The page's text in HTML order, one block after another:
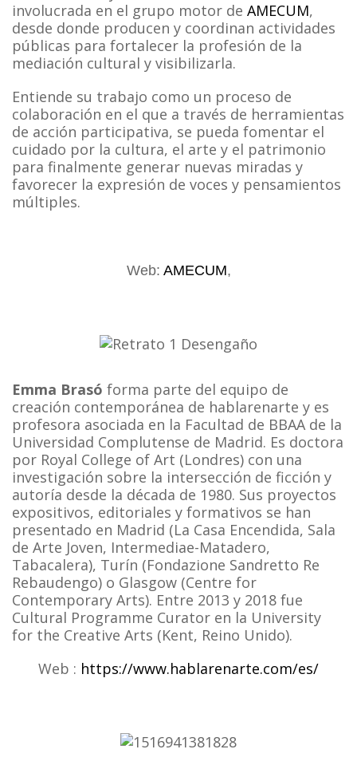
involucrada en el grupo motor de AMECUM,
desde donde producen y coordinan actividades
públicas para fortalecer la profesión de la
mediación cultural y visibilizarla.
Entiende su trabajo como un proceso de
colaboración en el que a través de herramientas
de acción participativa, se pueda fomentar el
cuidado por la cultura, el arte y el patrimonio
para finalmente generar nuevas miradas y
favorecer la expresión de voces y pensamientos
múltiples.
Web: AMECUM,
Emma Brasó forma parte del equipo de
creación contemporánea de hablarenarte y es
profesora asociada en la Facultad de BBAA de la
Universidad Complutense de Madrid. Es doctora
por Royal College of Art (Londres) con una
investigación sobre la intersección de ficción y
autoría desde la década de 1980. Sus proyectos
expositivos, editoriales y formativos se han
presentado en Madrid (La Casa Encendida, Sala
de Arte Joven, Intermediae-Matadero,
Tabacalera), Turín (Fondazione Sandretto Re
Rebaudengo) o Glasgow (Centre for
Contemporary Arts). Entre 2013 y 2018 fue
Cultural Programme Curator en la University
for the Creative Arts (Kent, Reino Unido).
Web : https://www.hablarenarte.com/es/